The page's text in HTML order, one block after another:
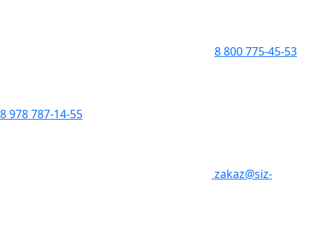
8 800 775-45-53
8 978 787-14-55
zakaz@siz-